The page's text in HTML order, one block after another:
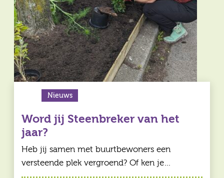
Nieuws
Word jij Steenbreker van het
jaar?
Heb jij samen met buurtbewoners een
versteende plek vergroend? Of ken je…